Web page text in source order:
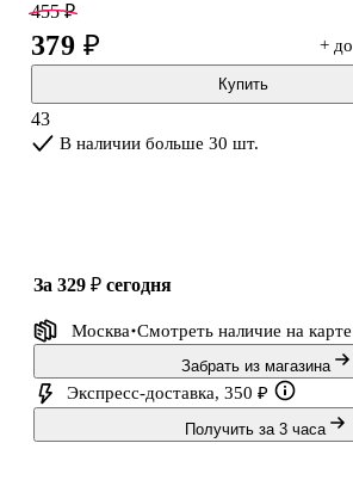
455 ₽
379 ₽ + до
Купить
43
В наличии больше 30 шт.
за 329 ₽ сегодня
Москва Смотреть наличие на карте
Забрать из магазина
Экспресс-доставка, 350 ₽
Получить за 3 часа